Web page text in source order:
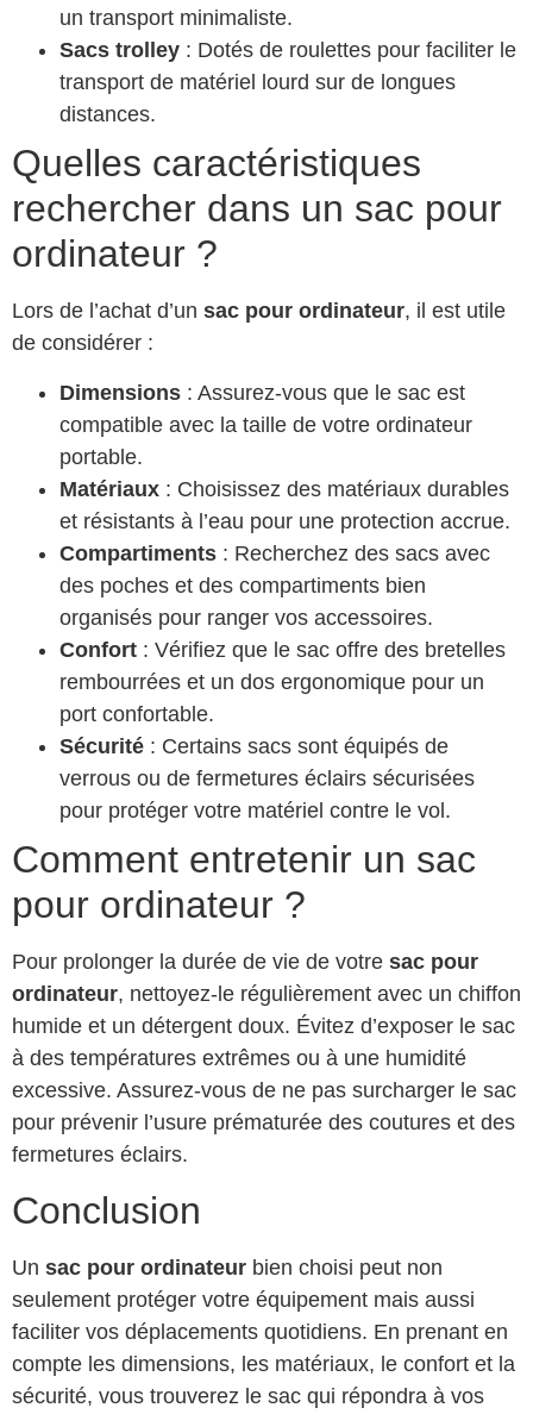
un transport minimaliste.
Sacs trolley : Dotés de roulettes pour faciliter le
transport de matériel lourd sur de longues
distances.
Quelles caractéristiques
rechercher dans un sac pour
ordinateur ?
Lors de l’achat d’un sac pour ordinateur, il est utile
de considérer :
Dimensions : Assurez-vous que le sac est
compatible avec la taille de votre ordinateur
portable.
Matériaux : Choisissez des matériaux durables
et résistants à l’eau pour une protection accrue.
Compartiments : Recherchez des sacs avec
des poches et des compartiments bien
organisés pour ranger vos accessoires.
Confort : Vérifiez que le sac offre des bretelles
rembourrées et un dos ergonomique pour un
port confortable.
Sécurité : Certains sacs sont équipés de
verrous ou de fermetures éclairs sécurisées
pour protéger votre matériel contre le vol.
Comment entretenir un sac
pour ordinateur ?
Pour prolonger la durée de vie de votre sac pour
ordinateur, nettoyez-le régulièrement avec un chiffon
humide et un détergent doux. Évitez d’exposer le sac
à des températures extrêmes ou à une humidité
excessive. Assurez-vous de ne pas surcharger le sac
pour prévenir l’usure prématurée des coutures et des
fermetures éclairs.
Conclusion
Un sac pour ordinateur bien choisi peut non
seulement protéger votre équipement mais aussi
faciliter vos déplacements quotidiens. En prenant en
compte les dimensions, les matériaux, le confort et la
sécurité, vous trouverez le sac qui répondra à vos